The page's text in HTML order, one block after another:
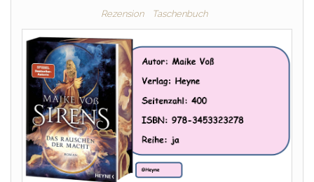
Rezension Taschenbuch